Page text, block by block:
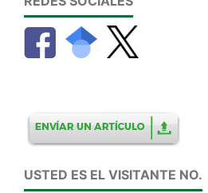
USTED ES EL VISITANTE NO.